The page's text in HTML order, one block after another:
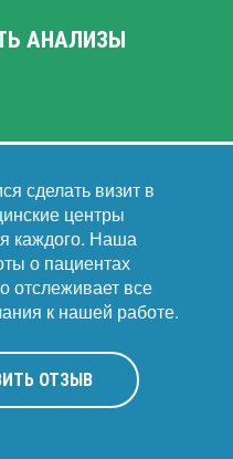
АНАЛИЗЫ
сделать визит в
центры
каждого. Наша
о пациентах
отслеживает все
к нашей работе.
ОТЗЫВ